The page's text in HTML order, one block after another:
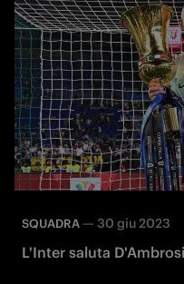
SQUADRA — 30 giu 2023
L'Inter saluta